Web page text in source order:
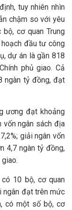
tuy nhiên nhìn
chậm so với yêu
cơ quan Trung
đầu tư công
dự án là gần 818
phủ giao. Cả
ngàn tỷ đồng, đạt
ương đạt khoảng
vốn ngân sách địa
giải ngân vốn
4,7 ngàn tỷ đồng,
10 bộ, cơ quan
ngân đạt trên mức
có một số bộ, cơ